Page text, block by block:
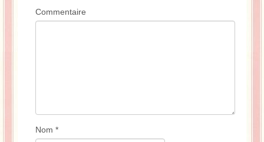
Commentaire
Nom *